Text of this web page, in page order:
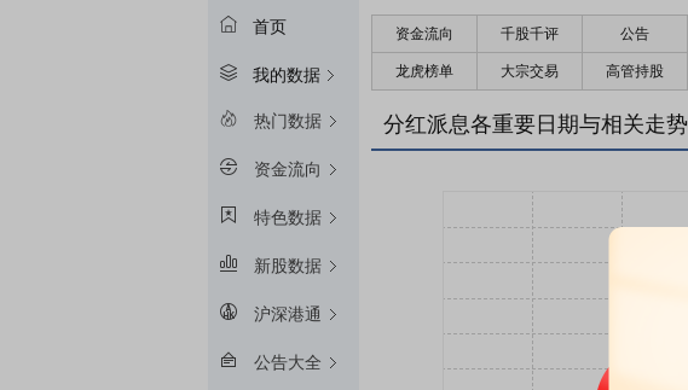
首页
我的数据
热门数据
资金流向
特色数据
新股数据
沪深港通
公告大全
资金流向 千股千评 公告
龙虎榜单 大宗交易 高管持股
分红派息各重要日期与相关走势